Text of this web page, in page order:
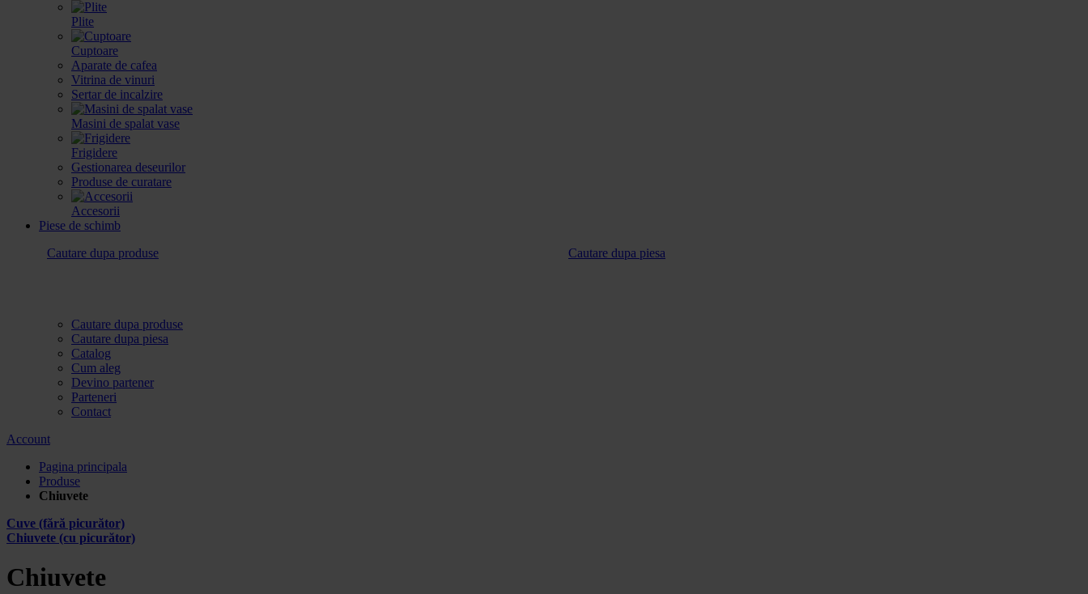
Plite
Cuptoare
Aparate de cafea
Vitrina de vinuri
Sertar de incalzire
Masini de spalat vase
Frigidere
Gestionarea deseurilor
Produse de curatare
Accesorii
Piese de schimb
Cautare dupa produse
Cautare dupa piesa
Cautare dupa produse
Cautare dupa piesa
Catalog
Cum aleg
Devino partener
Parteneri
Contact
Account
Pagina principala
Produse
Chiuvete
Cuve (fără picurător)
Chiuvete (cu picurător)
Chiuvete